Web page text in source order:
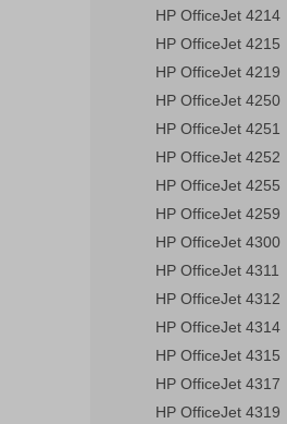
HP OfficeJet 4214
HP OfficeJet 4215
HP OfficeJet 4219
HP OfficeJet 4250
HP OfficeJet 4251
HP OfficeJet 4252
HP OfficeJet 4255
HP OfficeJet 4259
HP OfficeJet 4300
HP OfficeJet 4311
HP OfficeJet 4312
HP OfficeJet 4314
HP OfficeJet 4315
HP OfficeJet 4317
HP OfficeJet 4319